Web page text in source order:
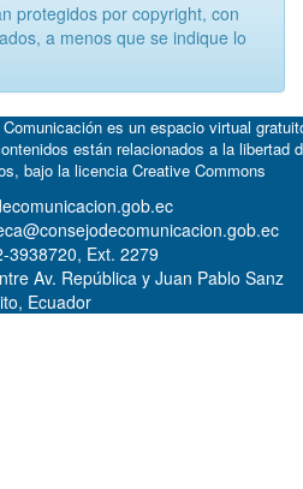
protegidos por copyright, con
a menos que se indique lo
es un espacio virtual
están relacionados a la libertad
bajo la licencia Creative Commons
3938720, Ext. 2279
Av. República y Juan Pablo Sanz
Ecuador